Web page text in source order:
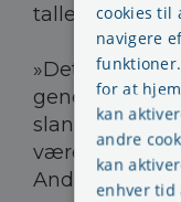
tallene,«
»Det er endda
generelt lever
slankere end
være endnu
Andersen
cookies til
navigere
for at
kan
andre
kan
enhver